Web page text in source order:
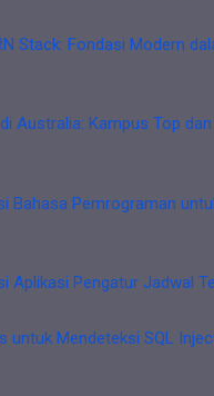
Stack: Fondasi Modern
Australia: Kampus Top
Bahasa Pemrograman
Aplikasi Pengatur Jadwal
untuk Mendeteksi SQL